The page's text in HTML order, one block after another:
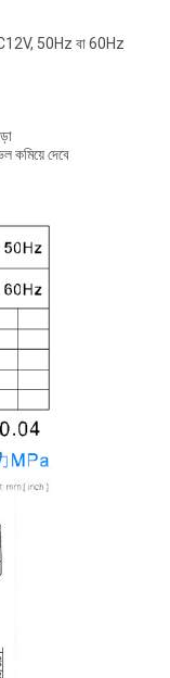
50Hz বা 60Hz
কমিয়ে দেবে